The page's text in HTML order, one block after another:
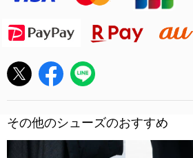
その他のシューズのおすすめ